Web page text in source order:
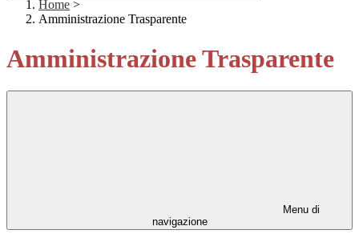
Home >
Amministrazione Trasparente
Amministrazione Trasparente
Menu di
navigazione